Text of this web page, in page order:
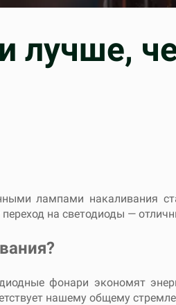
лучше,
лампами накаливания
на светодиоды —
фонари экономят
нашему общему